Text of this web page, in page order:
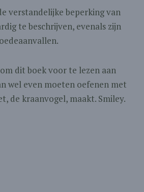
verstandelijke beperking van
te beschrijven, evenals zijn
dit boek voor te lezen aan
wel even moeten oefenen met
de kraanvogel, maakt. Smiley.